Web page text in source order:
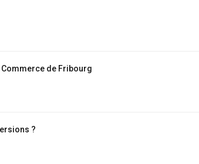
de Fribourg
?